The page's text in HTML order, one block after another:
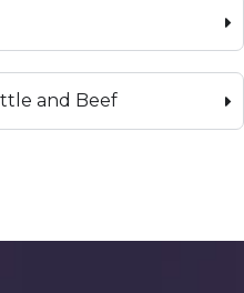
and Beef